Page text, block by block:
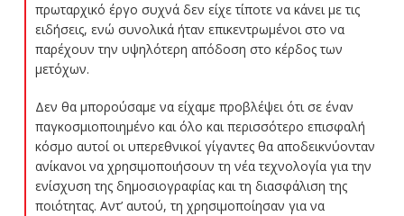
πρωταρχικό έργο συχνά δεν είχε τίποτε να κάνει με τις
ειδήσεις, ενώ συνολικά ήταν επικεντρωμένοι στο να
παρέχουν την υψηλότερη απόδοση στο κέρδος των
μετόχων.
Δεν θα μπορούσαμε να είχαμε προβλέψει ότι σε έναν
παγκοσμιοποιημένο και όλο και περισσότερο επισφαλή
κόσμο αυτοί οι υπερεθνικοί γίγαντες θα αποδεικνύονταν
ανίκανοι να χρησιμοποιήσουν τη νέα τεχνολογία για την
ενίσχυση της δημοσιογραφίας και τη διασφάλιση της
ποιότητας. Αντ’ αυτού, τη χρησιμοποίησαν για να